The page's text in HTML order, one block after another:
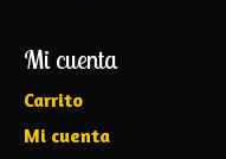
Mi cuenta
Carrito
Mi cuenta